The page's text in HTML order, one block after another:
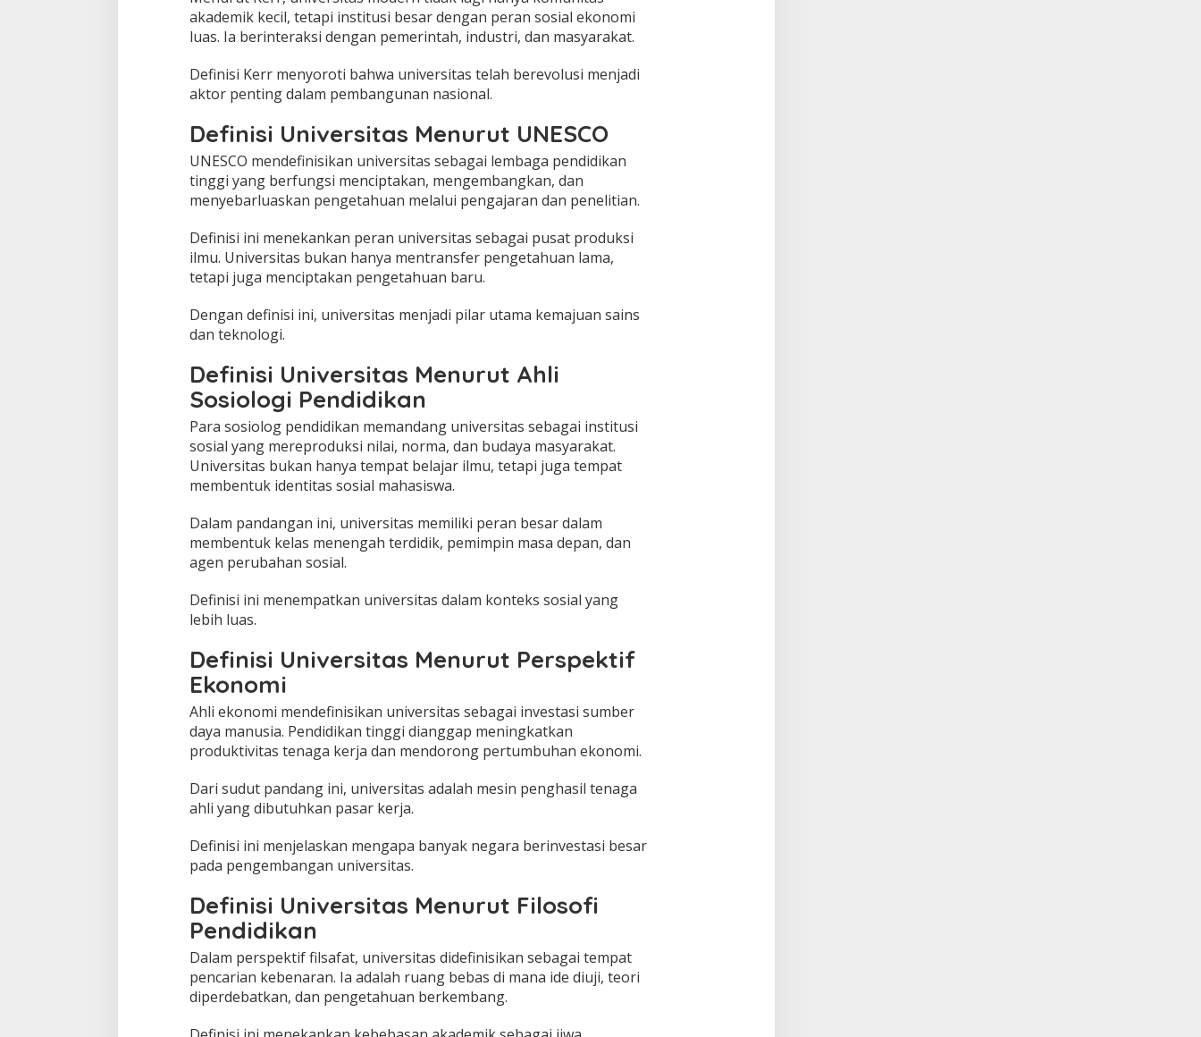
akademik kecil, tetapi institusi besar dengan peran sosial ekonomi
luas. Ia berinteraksi dengan pemerintah, industri, dan masyarakat.
Definisi Kerr menyoroti bahwa universitas telah berevolusi menjadi
aktor penting dalam pembangunan nasional.
Definisi Universitas Menurut UNESCO
UNESCO mendefinisikan universitas sebagai lembaga pendidikan
tinggi yang berfungsi menciptakan, mengembangkan, dan
menyebarluaskan pengetahuan melalui pengajaran dan penelitian.
Definisi ini menekankan peran universitas sebagai pusat produksi
ilmu. Universitas bukan hanya mentransfer pengetahuan lama,
tetapi juga menciptakan pengetahuan baru.
Dengan definisi ini, universitas menjadi pilar utama kemajuan sains
dan teknologi.
Definisi Universitas Menurut Ahli
Sosiologi Pendidikan
Para sosiolog pendidikan memandang universitas sebagai institusi
sosial yang mereproduksi nilai, norma, dan budaya masyarakat.
Universitas bukan hanya tempat belajar ilmu, tetapi juga tempat
membentuk identitas sosial mahasiswa.
Dalam pandangan ini, universitas memiliki peran besar dalam
membentuk kelas menengah terdidik, pemimpin masa depan, dan
agen perubahan sosial.
Definisi ini menempatkan universitas dalam konteks sosial yang
lebih luas.
Definisi Universitas Menurut Perspektif
Ekonomi
Ahli ekonomi mendefinisikan universitas sebagai investasi sumber
daya manusia. Pendidikan tinggi dianggap meningkatkan
produktivitas tenaga kerja dan mendorong pertumbuhan ekonomi.
Dari sudut pandang ini, universitas adalah mesin penghasil tenaga
ahli yang dibutuhkan pasar kerja.
Definisi ini menjelaskan mengapa banyak negara berinvestasi besar
pada pengembangan universitas.
Definisi Universitas Menurut Filosofi
Pendidikan
Dalam perspektif filsafat, universitas didefinisikan sebagai tempat
pencarian kebenaran. Ia adalah ruang bebas di mana ide diuji, teori
diperdebatkan, dan pengetahuan berkembang.